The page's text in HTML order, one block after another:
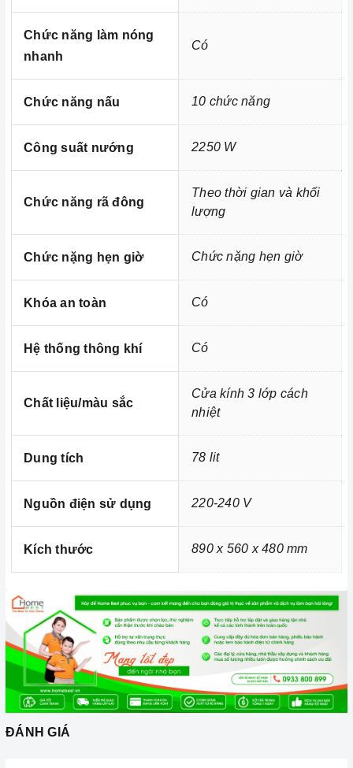
Teka HL 940 xứng đáng là một trong những người bạn
đồng hành thân thiết nhất của người nội trợ, là vật dụng
không thể trong gian bếp của mỗi gia đình hiện nay, nhất
là trong cuộc sống đầy năng động và luôn bận rộn đối
với những người nội trợ vừa phải làm nhiều công việc lại
Ảnh minh họa
Chức năng làm nóng
nhanh
Có
Chức năng nấu 10 chức năng
Công suất nướng 2250 W
Chức năng rã đông
Theo thời gian và khối
lượng
Chức nặng hẹn giờ Chức nặng hẹn giờ
Khóa an toàn Có
Hệ thống thông khí Có
Chất liệu/màu sắc
Cửa kính 3 lớp cách
nhiệt
Dung tích 78 lit
Nguồn điện sử dụng 220-240 V
Kích thước 890 x 560 x 480 mm
ĐÁNH GIÁ